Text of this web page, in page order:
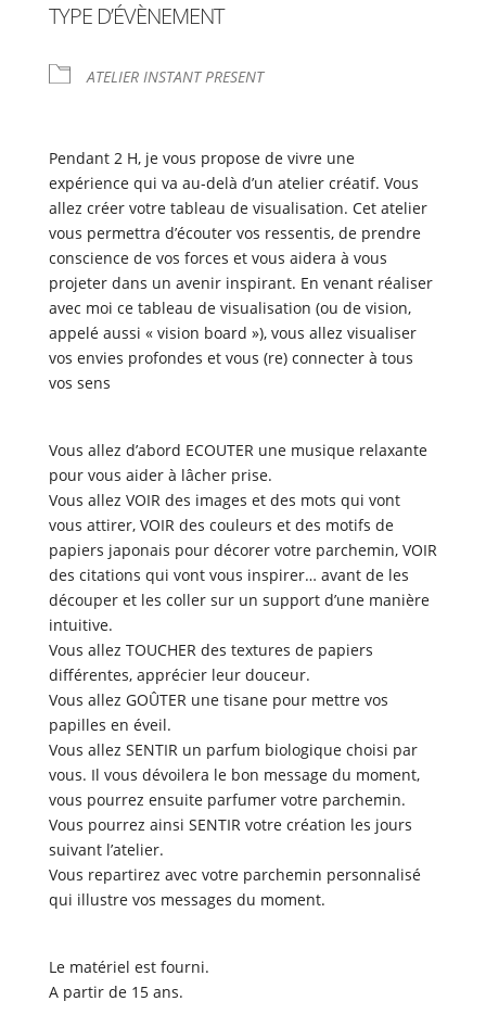
TYPE D’ÉVÈNEMENT
ATELIER INSTANT PRESENT
Pendant 2 H, je vous propose de vivre une
expérience qui va au-delà d’un atelier créatif. Vous
allez créer votre tableau de visualisation. Cet atelier
vous permettra d’écouter vos ressentis, de prendre
conscience de vos forces et vous aidera à vous
projeter dans un avenir inspirant. En venant réaliser
avec moi ce tableau de visualisation (ou de vision,
appelé aussi « vision board »), vous allez visualiser
vos envies profondes et vous (re) connecter à tous
vos sens
Vous allez d’abord ECOUTER une musique relaxante
pour vous aider à lâcher prise.
Vous allez VOIR des images et des mots qui vont
vous attirer, VOIR des couleurs et des motifs de
papiers japonais pour décorer votre parchemin, VOIR
des citations qui vont vous inspirer… avant de les
découper et les coller sur un support d’une manière
intuitive.
Vous allez TOUCHER des textures de papiers
différentes, apprécier leur douceur.
Vous allez GOÛTER une tisane pour mettre vos
papilles en éveil.
Vous allez SENTIR un parfum biologique choisi par
vous. Il vous dévoilera le bon message du moment,
vous pourrez ensuite parfumer votre parchemin.
Vous pourrez ainsi SENTIR votre création les jours
suivant l’atelier.
Vous repartirez avec votre parchemin personnalisé
qui illustre vos messages du moment.
Le matériel est fourni.
A partir de 15 ans.